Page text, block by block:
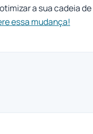
a sua cadeia de
essa mudança!